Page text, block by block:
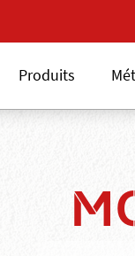
Produits